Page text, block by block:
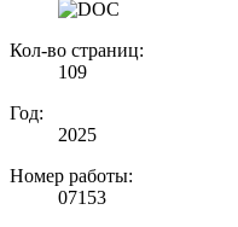
Кол-во страниц:
109
Год:
2025
Номер работы:
07153